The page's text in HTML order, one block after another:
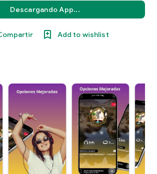
Descargando App...
Add to wishlist